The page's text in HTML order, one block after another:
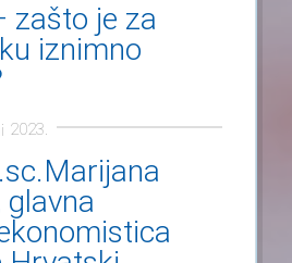
zašto je za
iznimno
2023.
glavna